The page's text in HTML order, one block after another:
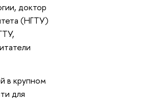
доктор
(НГТУ)
в крупном
для